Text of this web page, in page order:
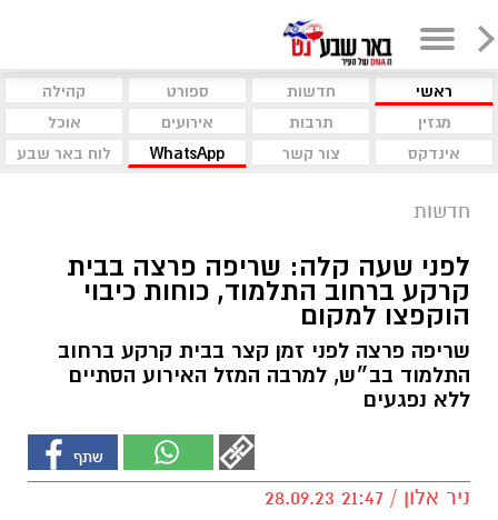
ראשי חדשות ספורט
קהילה
מגזין
תרבות אירועים
אוכל
אינדקס
צור קשר WhatsApp לוח באר שבע
חדשות
לפני שעה קלה: שריפה פרצה בבית
קרקע ברחוב התלמוד, כוחות כיבוי
הוקפצו למקום
שריפה פרצה לפני זמן קצר בבית קרקע ברחוב
התלמוד בב״ש, למרבה המזל האירוע הסתיים
ללא נפגעים
ניר אלון / 21:47 28.09.23